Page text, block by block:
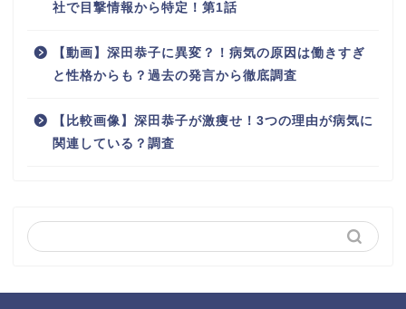
社で目撃情報から特定！第1話
【動画】深田恭子に異変？！病気の原因は働きすぎ
と性格からも？過去の発言から徹底調査
【比較画像】深田恭子が激痩せ！3つの理由が病気に
関連している？調査